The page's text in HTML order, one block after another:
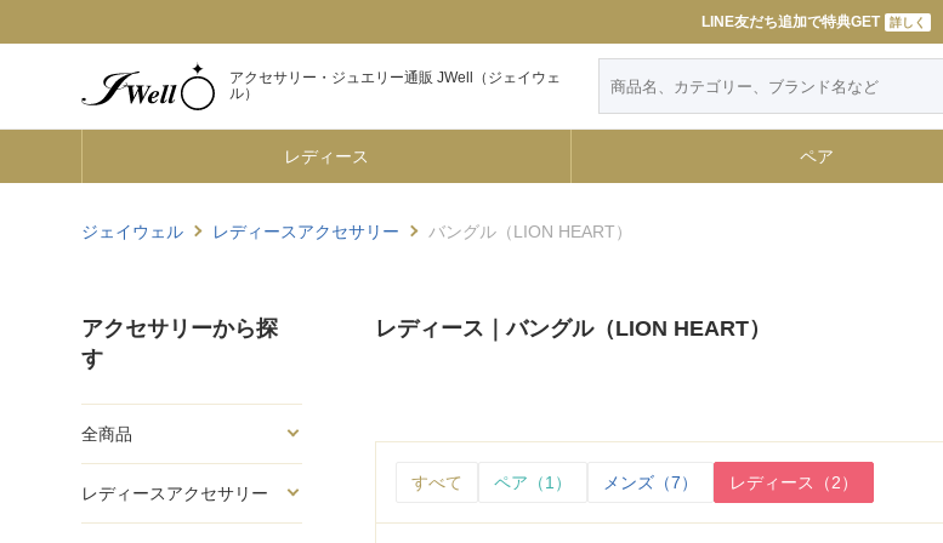
LINE友だち追加で特典GET 詳しく
令和８年熊本地震によるお荷物のお届けについて
アクセサリー・ジュエリー通販 JWell（ジェイウェ
ル）
レディース ペア
ジェイウェル レディースアクセサリー バングル（LION HEART）
アクセサリーから探
す
全商品
レディースアクセサリー
レディース｜バングル（LION HEART）
すべて ペア（1） メンズ（7） レディース（2）